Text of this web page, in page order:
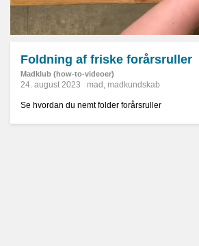
Foldning af friske forårsruller
Madklub (how-to-videoer)
24. august 2023 mad , madkundskab
Se hvordan du nemt folder forårsruller